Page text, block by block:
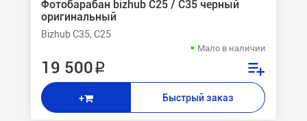
Фотобарабан bizhub C25 / C35 черный
оригинальный
Bizhub C35, C25
Мало в наличии
19 500 ₽
+ Быстрый заказ